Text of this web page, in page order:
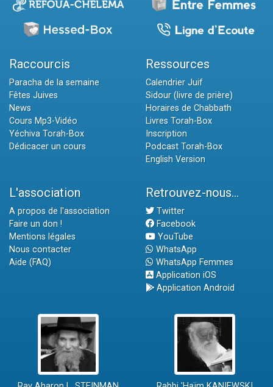
Raccourcis
Paracha de la semaine
Fêtes Juives
News
Cours Mp3-Vidéo
Yéchiva Torah-Box
Dédicacer un cours
Ressources
Calendrier Juif
Sidour (livre de prière)
Horaires de Chabbath
Livres Torah-Box
Inscription
Podcast Torah-Box
English Version
L'association
A propos de l'association
Faire un don !
Mentions légales
Nous contacter
Aide (FAQ)
Retrouvez-nous...
Twitter
Facebook
YouTube
WhatsApp
WhatsApp Femmes
Application iOS
Application Android